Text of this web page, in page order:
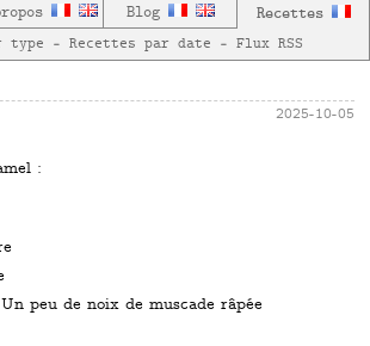
Blog Recettes
type — Recettes par date — Flux RSS
2025-10-05
:
peu de noix de muscade râpée